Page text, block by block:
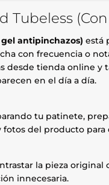
Tubeless
gel antipinchazos) está
con frecuencia o
desde tienda online y
en el día a día.
tu patinete,
del producto
la pieza
innecesaria.